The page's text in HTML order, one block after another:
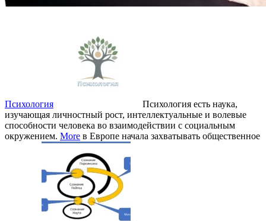
Психология
Психология есть наука,
изучающая личностный рост, интеллектуальные и волевые
способности человека во взаимодействии с социальным
окружением. More в Европе начала захватывать общественное